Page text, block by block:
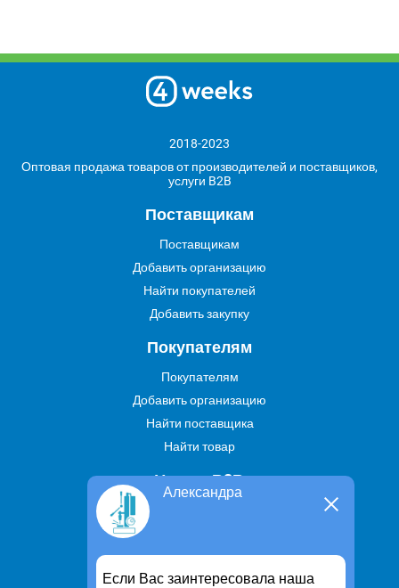
Александра
Если Вас заинтересовала наша
2018-2023
Оптовая продажа товаров от производителей и поставщиков,
услуги B2B
Поставщикам
Поставщикам
Добавить организацию
Найти покупателей
Добавить закупку
Покупателям
Покупателям
Добавить организацию
Найти поставщика
Найти товар
Услуги В2В
Предложить свою услугу
Дропшиппинг
Транспортные услуги